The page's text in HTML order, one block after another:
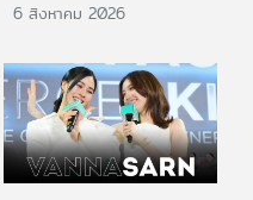
6 สิงหาคม 2026